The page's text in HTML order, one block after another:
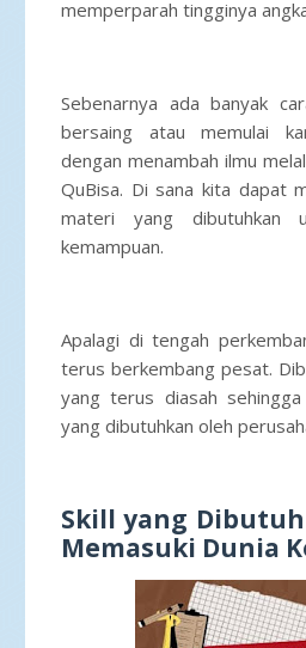
memperparah tingginya
Sebenarnya ada banyak
bersaing atau memulai
dengan menambah ilmu
QuBisa. Di sana kita dapat
materi yang dibutuhkan
kemampuan.
Apalagi di tengah
terus berkembang pesat.
yang terus diasah
yang dibutuhkan oleh
Skill yang
Memasuki Dunia